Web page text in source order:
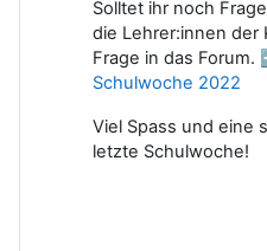
Solltet ihr noch
die Lehrer:innen der
Frage in das Forum.
Schulwoche 2022
Viel Spass und eine
letzte Schulwoche!